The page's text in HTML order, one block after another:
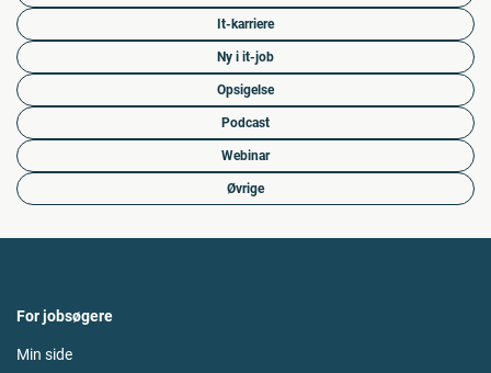
It-karriere
Ny i it-job
Opsigelse
Podcast
Webinar
Øvrige
For jobsøgere
Min side